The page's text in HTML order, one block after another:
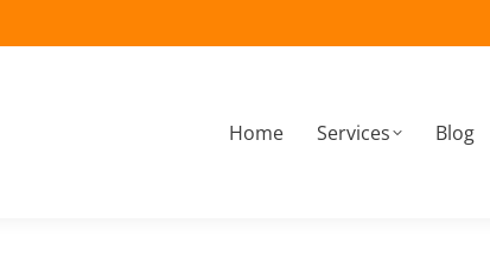
Home Services Blog
Home Services Blog Contact